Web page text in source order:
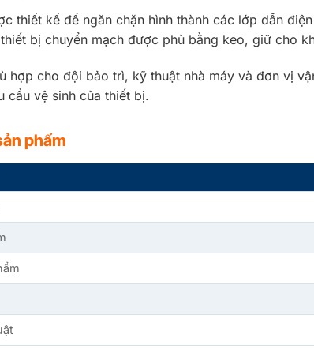
thiết kế để ngăn chặn hình thành các lớp dẫn
bị chuyển mạch được phủ bằng keo, giữ cho
hợp cho đội bảo trì, kỹ thuật nhà máy và đơn vị
cầu vệ sinh của thiết bị.
phẩm